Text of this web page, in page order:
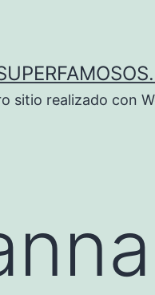
sitio realizado con